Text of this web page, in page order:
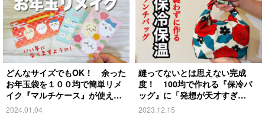
どんなサイズでもOK！ 余った
お年玉袋を１００均で簡単リメ
イク『マルチケース』が使え
る！
2024.01.04
縫ってないとは思えない完成
度！ 100均で作れる『保冷バ
ッグ』に「発想が天才すぎ
る！」「超可愛い」
2023.12.15